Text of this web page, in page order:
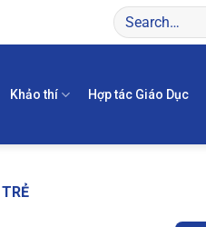
Khảo thí Hợp tác Giáo Dục